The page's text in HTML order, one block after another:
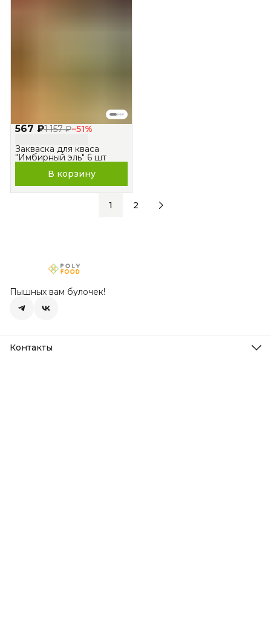
567 ₽1 157 ₽−51%
Закваска для кваса
"Имбирный эль" 6 шт
В корзину
1 2
Пышных вам булочек!
Контакты